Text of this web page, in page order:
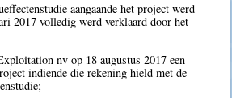
aangaande het project werd
2017 volledig werd verklaard door het
nv op 18 augustus 2017 een
indiende die rekening hield met de